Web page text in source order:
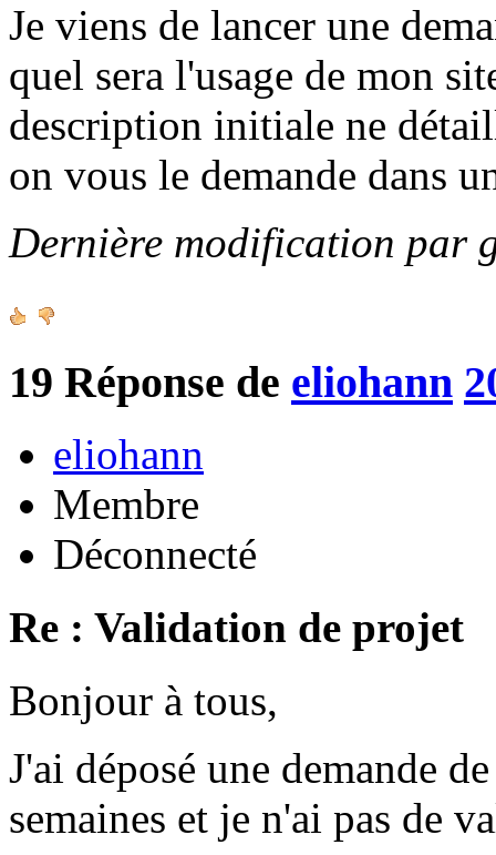
Je viens de lancer une
quel sera l'usage de mon
description initiale ne
on vous le demande dans
Dernière modification par
19 Réponse de eliohann
eliohann
Membre
Déconnecté
Re : Validation de projet
Bonjour à tous,
J'ai déposé une demande
semaines et je n'ai pas de